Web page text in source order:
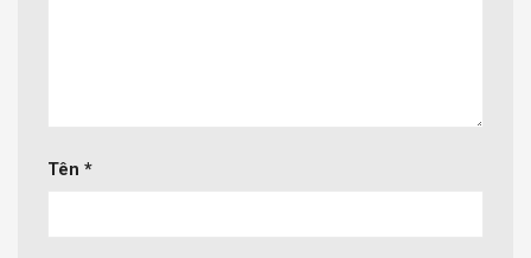
Tên *